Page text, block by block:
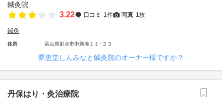
3.22 口コミ 1件 写真 1枚
鍼灸
住所 富山県射水市中新湊１１−２３
夢恵堂しんみなと鍼灸院のオーナー様ですか？
丹保はり・灸治療院